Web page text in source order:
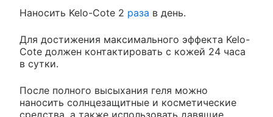
Наносить Kelo-Cote 2 раза в день.
Для достижения максимального эффекта Kelo-
Cote должен контактировать с кожей 24 часа
в сутки.
После полного высыхания геля можно
наносить солнцезащитные и косметические
средства, а также использовать давящие